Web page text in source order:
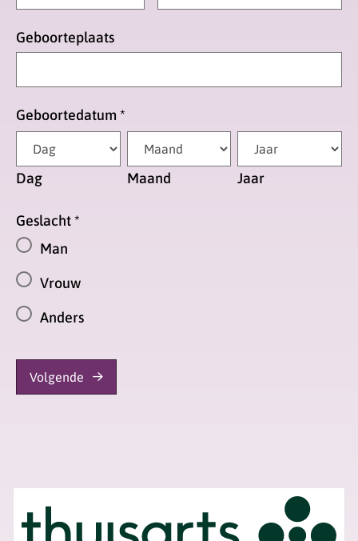
Geboorteplaats
Geboortedatum *
Dag Maand Jaar
Geslacht*
Man
Vrouw
Anders
Volgende